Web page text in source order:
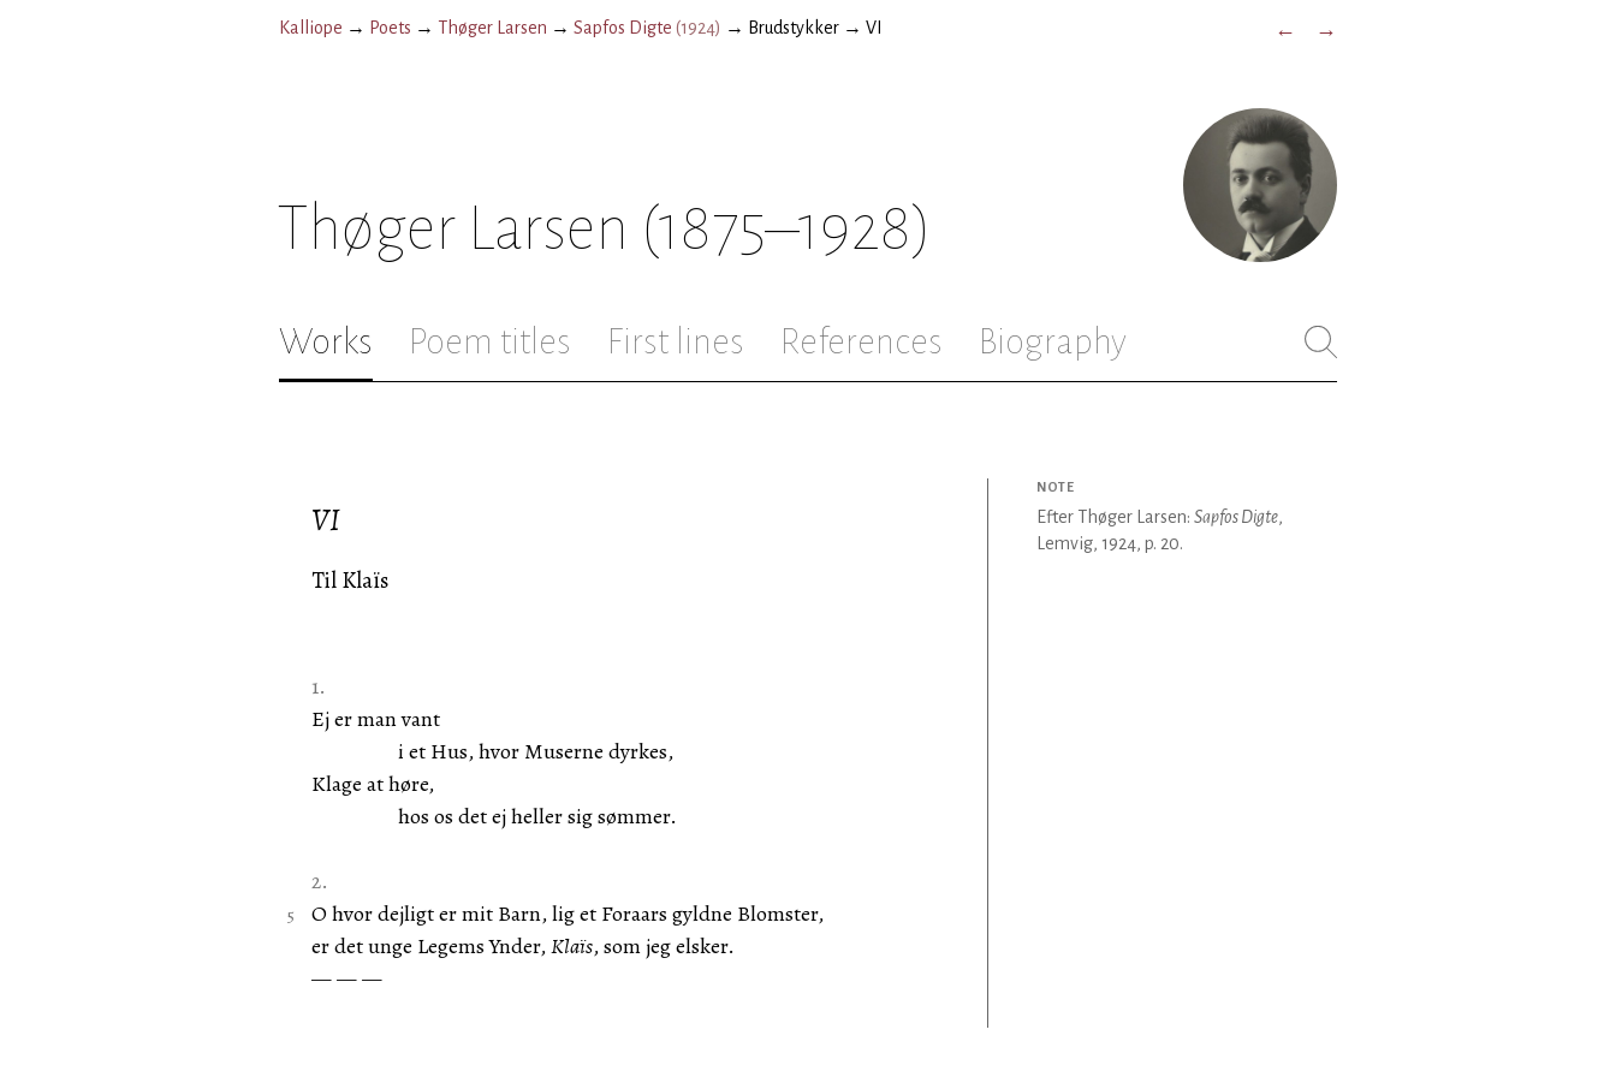
Kalliope → Poets → Thøger Larsen → Sapfos Digte (1924) → Brudstykker → VI ← →
Thøger Larsen (1875–1928)
Works Poem titles First lines References Biography
VI
Til Klaïs
1.
Ej er man vant
i et Hus, hvor Muserne dyrkes,
Klage at høre,
hos os det ej heller sig sømmer.
2.
O hvor dejligt er mit Barn, lig et Foraars gyldne Blomster,
er det unge Legems Ynder,Klaïs, som jeg elsker.
— — —
NOTE
Efter Thøger Larsen: Sapfos Digte,
Lemvig, 1924, p. 20.